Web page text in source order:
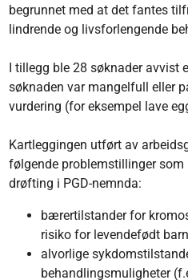
begrunnet med at det fantes
lindrende og livsforlengende
I tillegg ble 28 søknader avvist
søknaden var mangelfull eller
vurdering (for eksempel lave
Kartleggingen utført av
følgende problemstillinger
drøfting i PGD-nemnda:
bærertilstander for
risiko for levendefødt
alvorlige
behandlingsmuligheter